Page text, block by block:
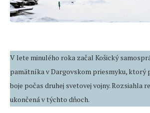
V lete minulého roka začal Košický
pamätníka v Dargovskom priesmyku, ktorý
boje počas druhej svetovej vojny. Rozsiahla
ukončená v týchto dňoch.